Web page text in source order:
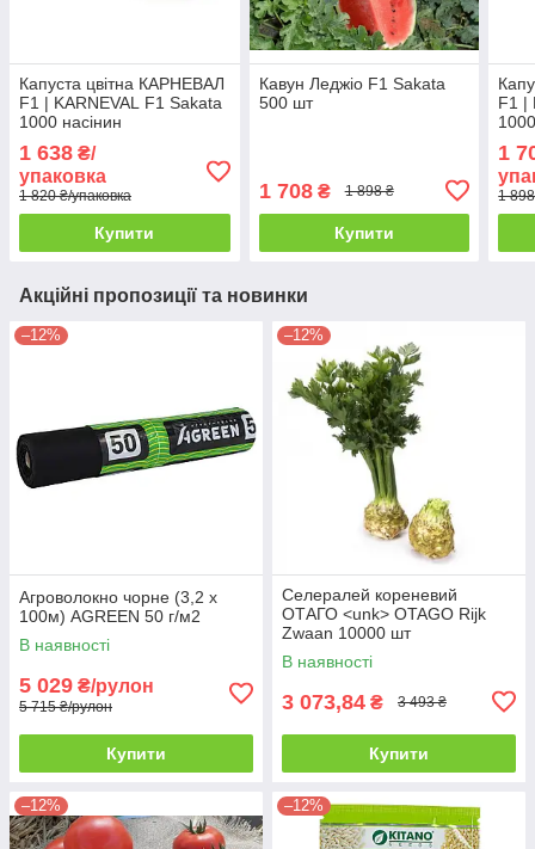
Капуста цвітна КАРНЕВАЛ
F1 | KARNEVAL F1 Sakata
1000 насінин
1 638 ₴/
упаковка
1 820 ₴/упаковка
Купити
Кавун Леджіо F1 Sakata
500 шт
1 708₴ 1 898 ₴
Купити
F1 |
1
1
Акційні пропозиції та новинки
–12%
Агроволокно чорне (3,2 х
100м) AGREEN 50 г/м2
В наявності
5 029 ₴/рулон
5 715 ₴/рулон
Купити
–12%
Селералей кореневий
ОТАГО <unk> OTAGO Rijk
Zwaan 10000 шт
В наявності
3 073,84 ₴ 3 493 ₴
Купити
–12% –12%